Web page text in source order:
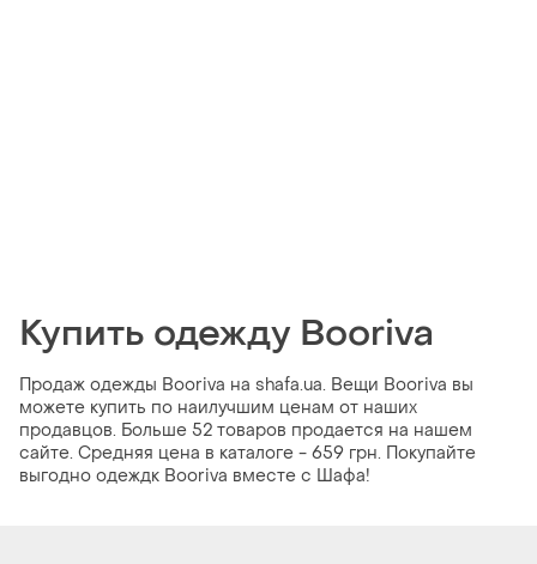
Купить одежду Booriva
Продаж одежды Booriva на shafa.ua. Вещи Booriva вы
можете купить по наилучшим ценам от наших
продавцов. Больше 52 товаров продается на нашем
сайте. Средняя цена в каталоге - 659 грн. Покупайте
выгодно одеждк Booriva вместе с Шафа!